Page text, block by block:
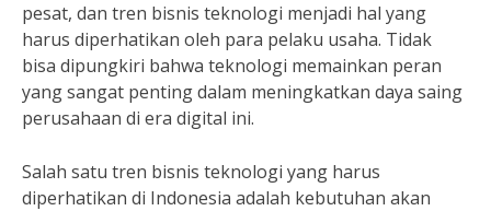
pesat, dan tren bisnis teknologi menjadi hal yang
harus diperhatikan oleh para pelaku usaha. Tidak
bisa dipungkiri bahwa teknologi memainkan peran
yang sangat penting dalam meningkatkan daya saing
perusahaan di era digital ini.
Salah satu tren bisnis teknologi yang harus
diperhatikan di Indonesia adalah kebutuhan akan